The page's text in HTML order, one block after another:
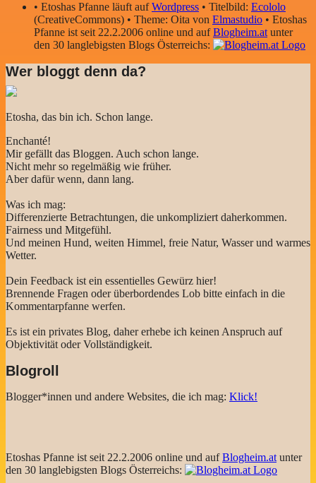
• Etoshas Pfanne läuft aufWordpress • Titelbild: Ecololo
(CreativeCommons) • Theme: Oita von Elmastudio • Etoshas
Pfanne ist seit 22.2.2006 online und aufBlogheim.atunter
den 30 langlebigsten Blogs Österreichs:
Wer bloggt denn da?
Etosha, das bin ich. Schon lange.
Enchanté!
Mir gefällt das Bloggen. Auch schon lange.
Nicht mehr so regelmäßig wie früher.
Aber dafür wenn, dann lang.
Was ich mag:
Differenzierte Betrachtungen, die unkompliziert daherkommen.
Fairness und Mitgefühl.
Und meinen Hund, weiten Himmel, freie Natur, Wasser und warmes
Wetter.
Dein Feedback ist ein essentielles Gewürz hier!
Brennende Fragen oder überbordendes Lob bitte einfach in die
Kommentarpfanne werfen.
Es ist ein privates Blog, daher erhebe ich keinen Anspruch auf
Objektivität oder Vollständigkeit.
Blogroll
Blogger*innen und andere Websites, die ich mag: Klick!
Etoshas Pfanne ist seit 22.2.2006 online und aufBlogheim.at unter
den 30 langlebigsten Blogs Österreichs: